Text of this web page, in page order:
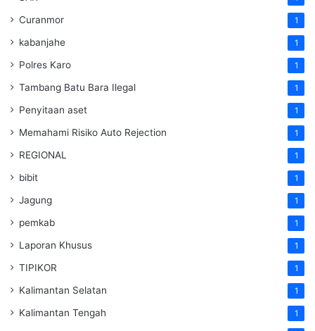
Curanmor 1
kabanjahe 1
Polres Karo 1
Tambang Batu Bara Ilegal 1
Penyitaan aset 1
Memahami Risiko Auto Rejection 1
REGIONAL 1
bibit 1
Jagung 1
pemkab 1
Laporan Khusus 1
TIPIKOR 1
Kalimantan Selatan 1
Kalimantan Tengah 1